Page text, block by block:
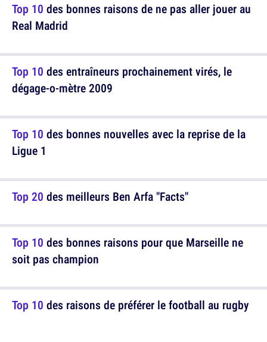
Top 10 des bonnes raisons de ne pas aller jouer au
Real Madrid
Top 10 des bonnes nouvelles avec la reprise de la
Ligue 1
Top 10 des bonnes raisons pour que Marseille ne
soit pas champion
Top 10 des entraîneurs prochainement virés, le
dégage-o-mètre 2009
Top 20 des meilleurs Ben Arfa "Facts"
Top 10 des raisons de préférer le football au rugby